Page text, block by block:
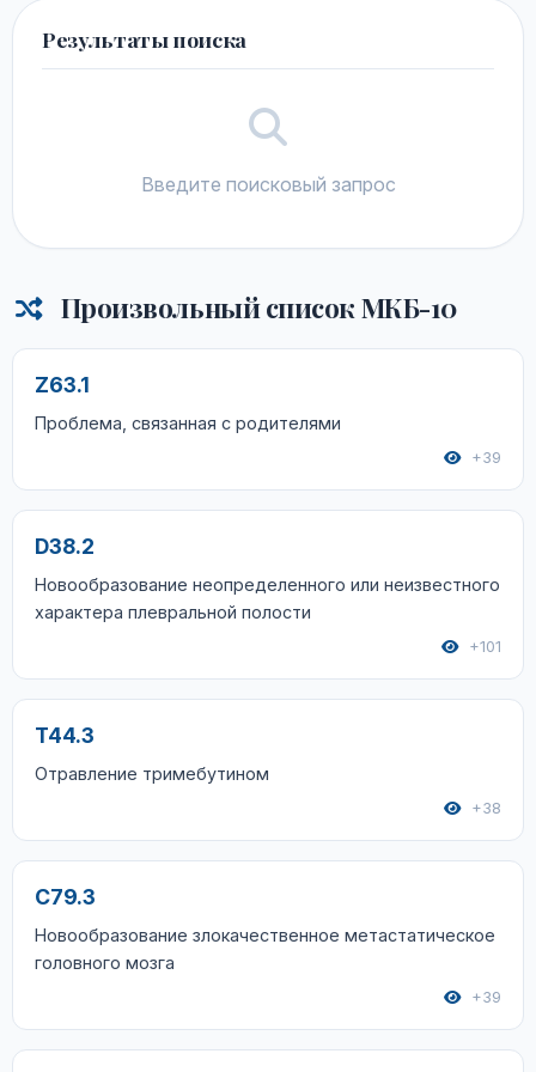
Результаты поиска
Введите поисковый запрос
Произвольный список МКБ-10
Z63.1
Проблема, связанная с родителями
+39
D38.2
Новообразование неопределенного или неизвестного
характера плевральной полости
+101
T44.3
Отравление тримебутином
+38
C79.3
Новообразование злокачественное метастатическое
головного мозга
+39